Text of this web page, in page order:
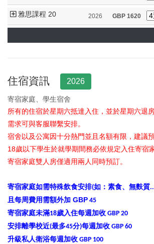
雅思課程 20 2026 GBP 1620
住宿資訊 2026
寄宿家庭、學生宿舍
所有的住宿於星期六抵達入住，並於星期六退
需求可與客服聯繫安排。
宿舍以及公寓因十分熱門並且名額有限，建議
18歲以下學生於就學期間務必依規定入住寄宿家
寄宿家庭雙人房僅適用兩人同時預訂。
寄宿家庭如需特殊飲食安排(如：素食、無麩質
且每周費用需額外加 GBP 45
寄宿家庭未滿18歲入住每週加收 GBP 20
安排離學校近(最多45分)每週加收 GBP 60
升級私人衛浴每週加收 GBP 100